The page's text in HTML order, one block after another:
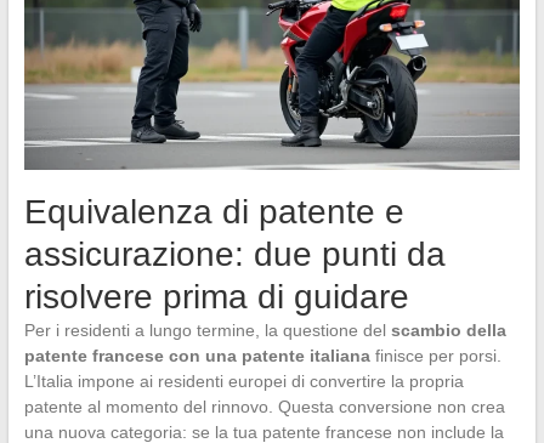
Equivalenza di patente e
assicurazione: due punti da
risolvere prima di guidare
Per i residenti a lungo termine, la questione del scambio della
patente francese con una patente italianafinisce per porsi.
L’Italia impone ai residenti europei di convertire la propria
patente al momento del rinnovo. Questa conversione non crea
una nuova categoria: se la tua patente francese non include la